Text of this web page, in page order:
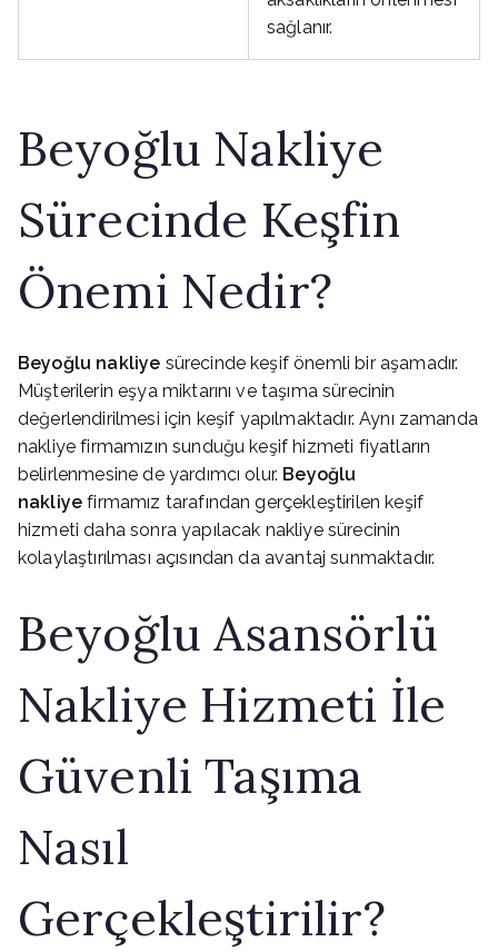
sağlanır.
Beyoğlu Nakliye
Sürecinde Keşfin
Önemi Nedir?
Beyoğlu nakliye sürecinde keşif önemli bir aşamadır.
Müşterilerin eşya miktarını ve taşıma sürecinin
değerlendirilmesi için keşif yapılmaktadır. Aynı zamanda
nakliye firmamızın sunduğu keşif hizmeti fiyatların
belirlenmesine de yardımcı olur. Beyoğlu
nakliye firmamız tarafından gerçekleştirilen keşif
hizmeti daha sonra yapılacak nakliye sürecinin
kolaylaştırılması açısından da avantaj sunmaktadır.
Beyoğlu Asansörlü
Nakliye Hizmeti İle
Güvenli Taşıma
Nasıl
Gerçekleştirilir?